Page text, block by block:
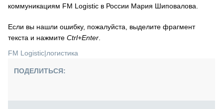
коммуникациям FM Logistic в России Мария Шиповалова.
Если вы нашли ошибку, пожалуйста, выделите фрагмент
текста и нажмите Ctrl+Enter
FM Logistic|логистика
ПОДЕЛИТЬСЯ: